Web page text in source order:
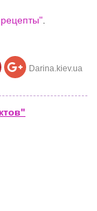
Darina.kiev.ua